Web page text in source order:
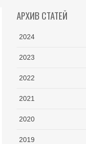
АРХИВ СТАТЕЙ
2024
2023
2022
2021
2020
2019